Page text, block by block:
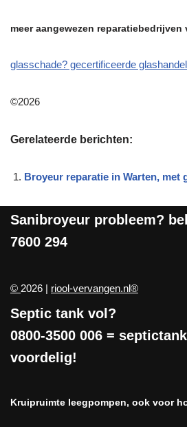
meer aangewezen reparatiebedrijven
glasschade? gecertificeerde
©2026
Gerelateerde berichten:
Broyeur reparatie in Warten, met
Sanibroyeur probleem?
7600 294
© 2026 | riool-vervangen.nl®
Septic tank vol?
0800-3500 006 =
voordelig!
Kruipruimte leegpompen, ook voor